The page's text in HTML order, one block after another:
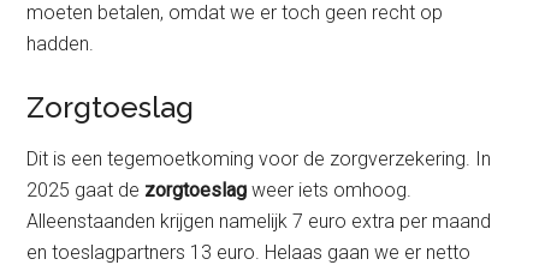
moeten betalen, omdat we er toch geen recht op
hadden.
Zorgtoeslag
Dit is een tegemoetkoming voor de zorgverzekering. In
2025 gaat de zorgtoeslagweer iets omhoog.
Alleenstaanden krijgen namelijk 7 euro extra per maand
en toeslagpartners 13 euro. Helaas gaan we er netto